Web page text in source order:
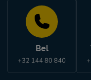
Bel
+32 144 80 840